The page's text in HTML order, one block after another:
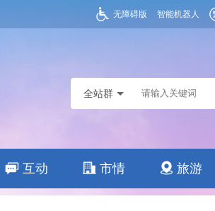
无障碍版 智能机器人
互动 市情 旅游
全站群